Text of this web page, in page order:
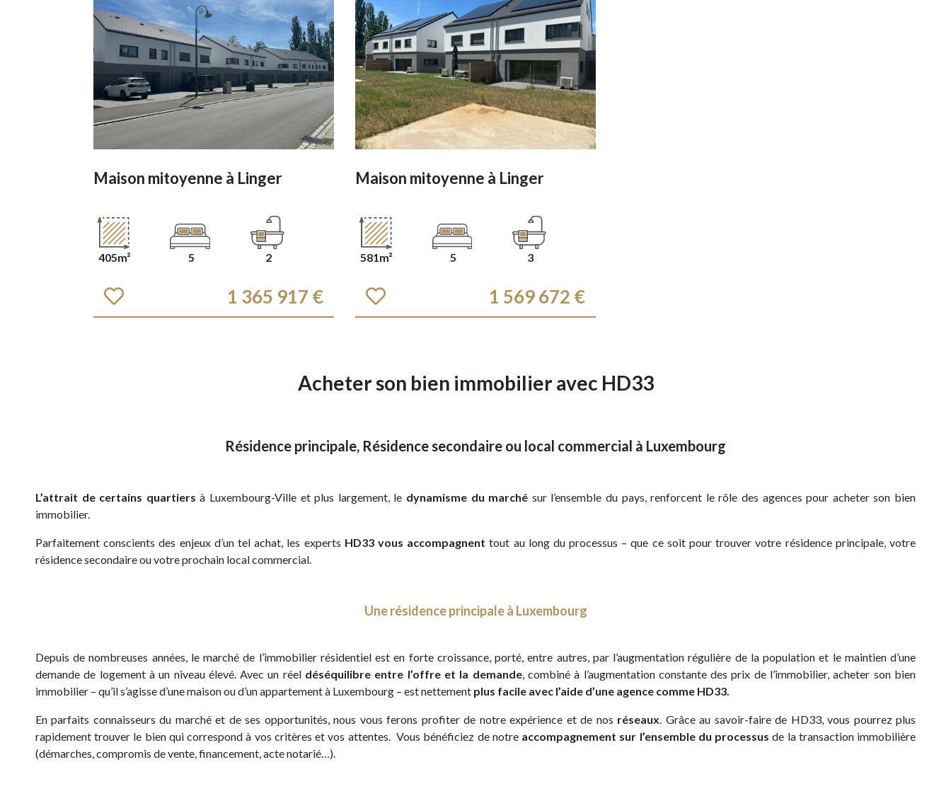
Maison mitoyenne à Linger
405m² 5 2
1 365 917 €
Maison mitoyenne à Linger
581m² 5 3
1 569 672 €
Acheter son bien immobilieravec HD33
Résidence principale, Résidence secondaire ou local commercial à Luxembourg
L’attrait de certains quartiers à Luxembourg-Ville et plus largement, le dynamisme du marché sur l’ensemble du pays, renforcent le rôle des agences pour acheter son bien
immobilier.
Parfaitement conscients des enjeux d’un tel achat, les experts HD33 vous accompagnent tout au long du processus – que ce soit pour trouver votre résidence principale, votre
résidence secondaire ou votre prochain local commercial.
Une résidence principale à Luxembourg
Depuis de nombreuses années, le marché de l’immobilier résidentiel est en forte croissance, porté, entre autres, par l’augmentation régulière de la population et le maintien d’une
demande de logement à un niveau élevé. Avec un réel déséquilibre entre l’offre et la demande, combiné à l’augmentation constante des prix de l’immobilier, acheter son bien
immobilier – qu’il s’agisse d’une maison ou d’un appartement à Luxembourg – est nettement plus facile avec l’aide d’une agence comme HD33.
En parfaits connaisseurs du marché et de ses opportunités, nous vous ferons profiter de notre expérience et de nos réseaux. Grâce au savoir-faire de HD33, vous pourrez plus
rapidement trouver le bien qui correspond à vos critères et vos attentes. Vous bénéficiez de notre accompagnement sur l’ensemble du processus de la transaction immobilière
(démarches, compromis de vente, financement, acte notarié…).